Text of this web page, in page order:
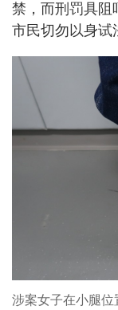
禁，而刑罚具阻
市民切勿以身试
涉案女子在小腿